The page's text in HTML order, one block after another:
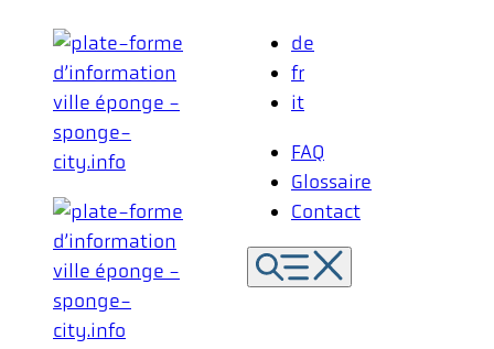
contenu
de
fr
it
FAQ
Glossaire
Contact